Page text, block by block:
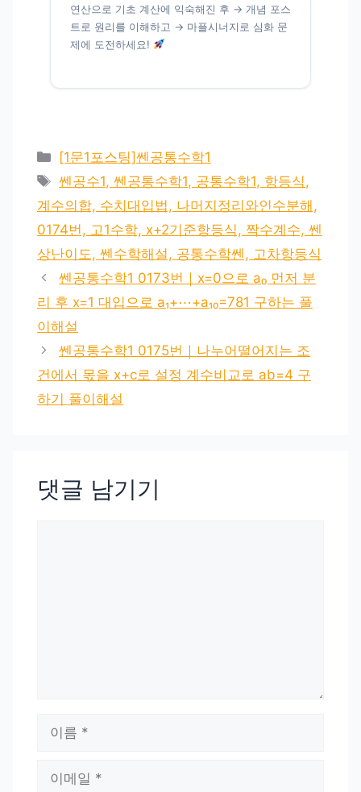
연산으로 기초 계산에 익숙해진 후 → 개념 포스
트로 원리를 이해하고 → 마플시너지로 심화 문
제에 도전하세요!
카
테
리
[1문1포스팅]쎈공통수학1
태
그
쎈공수1, 쎈공통수학1, 공통수학1, 항등식,
계수의합, 수치대입법, 나머지정리와인수분해,
0174번, 고1수학, x+2기준항등식, 짝수계수, 쎈
상난이도, 쎈수학해설, 공통수학쎈, 고차항등식
쎈공통수학1 0173번｜x=0으로 a₀ 먼저 분
리 후 x=1 대입으로 a₁+⋯+a₁₀=781 구하는 풀
이해설
쎈공통수학1 0175번｜나누어떨어지는 조
건에서 몫을 x+c로 설정 계수비교로 ab=4 구
하기 풀이해설
댓글 남기기